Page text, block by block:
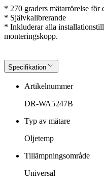
* 270 graders mätarrörelse för
* Självkalibrerande
* Inkluderar alla
monteringskopp.
Specifikation
Artikelnummer
DR-WA5247B
Typ av mätare
Oljetemp
Tillämpningsområde
Universal